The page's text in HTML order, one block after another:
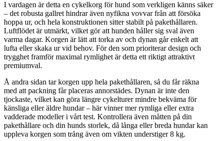
I vardagen är detta en cykelkorg för hund som verkligen känns säker
– det robusta gallret hindrar även nyfikna vovvar från att försöka
hoppa ur, och hela konstruktionen sitter stabilt på pakethållaren.
Luftflödet är utmärkt, vilket gör att hunden håller sig sval även
varma dagar. Korgen är lätt att torka av och dynan går enkelt att
lufta eller skaka ur vid behov. För den som prioriterar design och
trygghet framför maximal rymlighet är detta ett riktigt attraktivt
premiumval.
Å andra sidan tar korgen upp hela pakethållaren, så du får räkna
med att packning får placeras annorstädes. Dynan är inte den
tjockaste, vilket kan göra längre cykelturer mindre bekväma för
känsliga eller äldre hundar – här vinner mer rymliga eller extra
vadderade modeller i vårt test. Kontrollera även måtten på din
pakethållare och din hunds storlek, då långa eller breda hundar kan
uppleva korgen som trång även om vikten understiger 8 kg.